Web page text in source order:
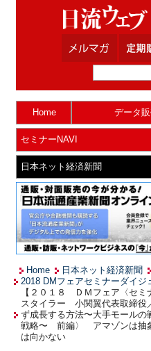
Home データ
セミナーNAVI
日本ネット経済新聞
Home 日本ネット経済新聞
2018 DMフェアセミナーダイジ
【２０１８ ＤＭフェア〈セミ
スタイラー 小関翼代表取締役
ず成長する方法〜大手モール
戦略〜 前編〉 アマゾンは抽
は向かない